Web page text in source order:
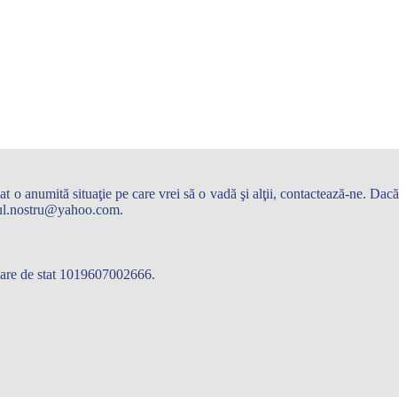
o anumită situaţie pe care vrei să o vadă şi alţii, contactează-ne. Dacă
de stat 1019607002666.